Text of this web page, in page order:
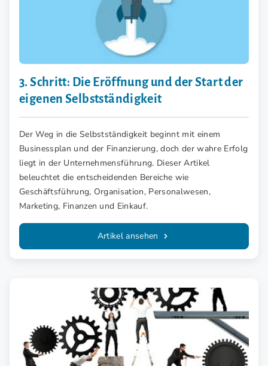
3. Schritt: Die Eröffnung und der Start der
eigenen Selbstständigkeit
Der Weg in die Selbstständigkeit beginnt mit einem
Businessplan und der Finanzierung, doch der wahre Erfolg
liegt in der Unternehmensführung. Dieser Artikel
beleuchtet die entscheidenden Bereiche wie
Geschäftsführung, Organisation, Personalwesen,
Marketing, Finanzen und Einkauf.
Artikel ansehen